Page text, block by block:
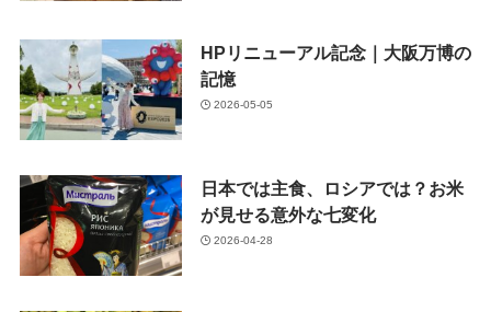
HPリニューアル記念｜大阪万博の
記憶
2026-05-05
日本では主食、ロシアでは？お米
が見せる意外な七変化
2026-04-28